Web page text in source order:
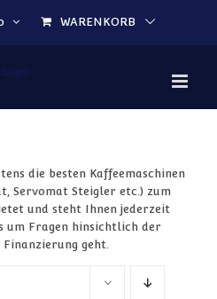
WARENKORB
die besten Kaffeemaschinen
Servomat Steigler etc.) zum
und steht Ihnen jederzeit
um Fragen hinsichtlich der
geht.